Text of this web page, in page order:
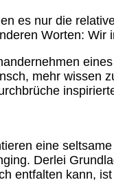
es nur die
Worten: Wir
mehr wissen
eine
Derlei
entfalten kann,